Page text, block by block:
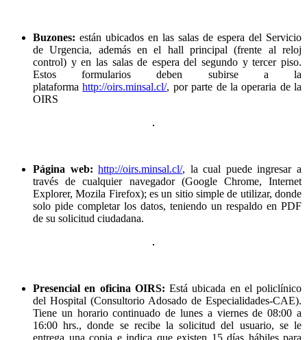
Buzones: están ubicados en las salas de espera del Servicio
de Urgencia, además en el hall principal (frente al reloj
control) y en las salas de espera del segundo y tercer piso.
Estos formularios deben subirse a la
plataformahttp://oirs.minsal.cl/, por parte de la operaria de la
OIRS
Página web: http://oirs.minsal.cl/, la cual puede ingresar a
través de cualquier navegador (Google Chrome, Internet
Explorer, Mozila Firefox); es un sitio simple de utilizar, donde
solo pide completar los datos, teniendo un respaldo en PDF
de su solicitud ciudadana.
Presencial en oficina OIRS: Está ubicada en el policlínico
del Hospital (Consultorio Adosado de Especialidades-CAE).
Tiene un horario continuado de lunes a viernes de 08:00 a
16:00 hrs., donde se recibe la solicitud del usuario, se le
entrega una copia e indica que existen 15 días hábiles para